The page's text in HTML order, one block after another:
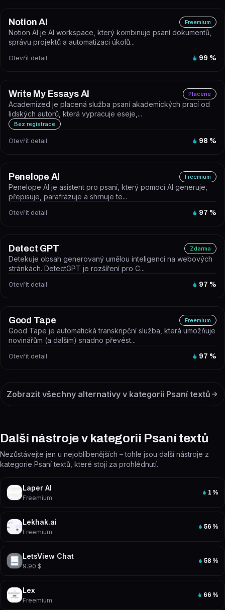
Notion AI Freemium
Notion AI je AI workspace, který kombinuje psaní dokumentů,
správu projektů a automatizaci úkolů...
Otevřít detail 99 %
Write My Essays AI Placené
Academized je placená služba psaní akademických prací od
lidských autorů, která vypracuje eseje,...
Bez registrace
Otevřít detail 98 %
Penelope AI Freemium
Penelope AI je asistent pro psaní, který pomocí AI generuje,
přepisuje, parafrázuje a shrnuje te...
Otevřít detail 97 %
Detect GPT Zdarma
Detekuje obsah generovaný umělou inteligencí na webových
stránkách. DetectGPT je rozšíření pro C...
Otevřít detail 97 %
Good Tape Freemium
Good Tape je automatická transkripční služba, která umožňuje
novinářům (a dalším) snadno převést...
Otevřít detail 97 %
Zobrazit všechny alternativy v kategorii Psaní textů
Další nástroje v kategorii Psaní textů
Nezůstávejte jen u nejoblíbenějších – tohle jsou další nástroje z
kategorie Psaní textů, které stojí za prohlédnutí.
Laper AI
Freemium
1 %
Lekhak.ai
Freemium
56 %
LetsView Chat
9.90 $
58 %
Lex
Freemium
66 %